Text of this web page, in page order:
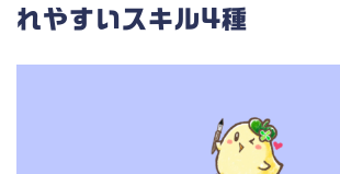
れやすいスキル4種